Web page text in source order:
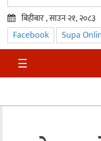
प्रमुख
समाचार
सुदुर
बिहीबार , साउन २१, २०८३
Facebook Supa
☰